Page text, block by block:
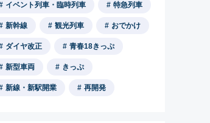
イベント列車・臨時列車 特急列車
新幹線 観光列車 おでかけ
ダイヤ改正 青春18きっぷ
新型車両 きっぷ
新線・新駅開業 再開発